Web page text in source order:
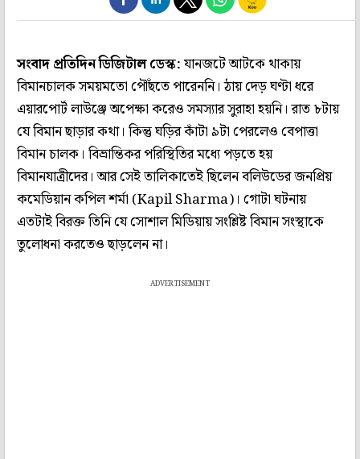
সংবাদ প্রতিদিন ডিজিটাল ডেস্ক:যানজটে আটকে থাকায়
বিমানচালক সময়মতো পৌঁছতে পারেননি। ঠায় দেড় ঘণ্টা ধরে
এয়ারপোর্ট লাউঞ্জে অপেক্ষা করেও সমস্যার সুরাহা হয়নি। রাত ৮টায়
যে বিমান ছাড়ার কথা। কিন্তু ঘড়ির কাঁটা ৯টা পেরলেও বেপাত্তা
বিমান চালক। বিভ্রান্তিকর পরিস্থিতির মধ্যে পড়তে হয়
বিমানযাত্রীদের। আর সেই তালিকাতেই ছিলেন বলিউডের জনপ্রিয়
কমেডিয়ান কপিল শর্মা (Kapil Sharma)। গোটা ঘটনায়
এতটাই বিরক্ত তিনি যে সোশাল মিডিয়ায় সংশ্লিষ্ট বিমান সংস্থাকে
তুলোধনা করতেও ছাড়লেন না।
ADVERTISEMENT